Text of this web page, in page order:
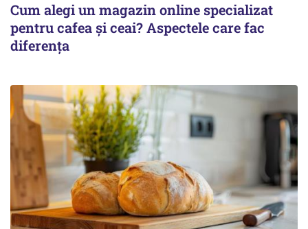
Cum alegi un magazin online specializat
pentru cafea și ceai? Aspectele care fac
diferența